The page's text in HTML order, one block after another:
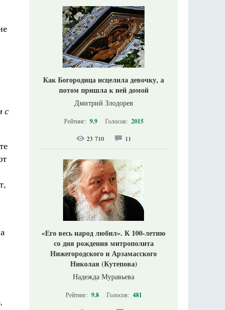
с
Как Богородица исцелила девочку, а
потом пришла к ней домой
Дмитрий Злодорев
Рейтинг: 9.9 Голосов: 2015
23 710 11
«Его весь народ любил». К 100-летию
со дня рождения митрополита
Нижегородского и Арзамасского
Николая (Кутепова)
Надежда Муравьева
Рейтинг: 9.8 Голосов: 481